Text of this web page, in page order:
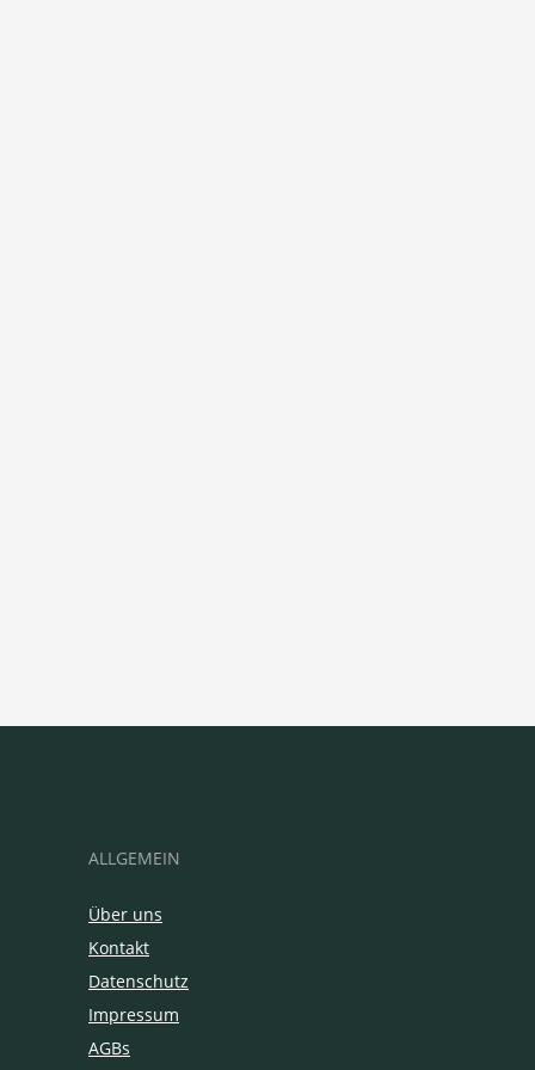
ALLGEMEIN
Über uns
Kontakt
Datenschutz
Impressum
AGBs